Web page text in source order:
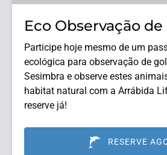
Eco Observação
Participe hoje mesmo de um
ecológica para observação de
Sesimbra e observe estes
habitat natural com a Arrábida
reserve já!
RESERVE